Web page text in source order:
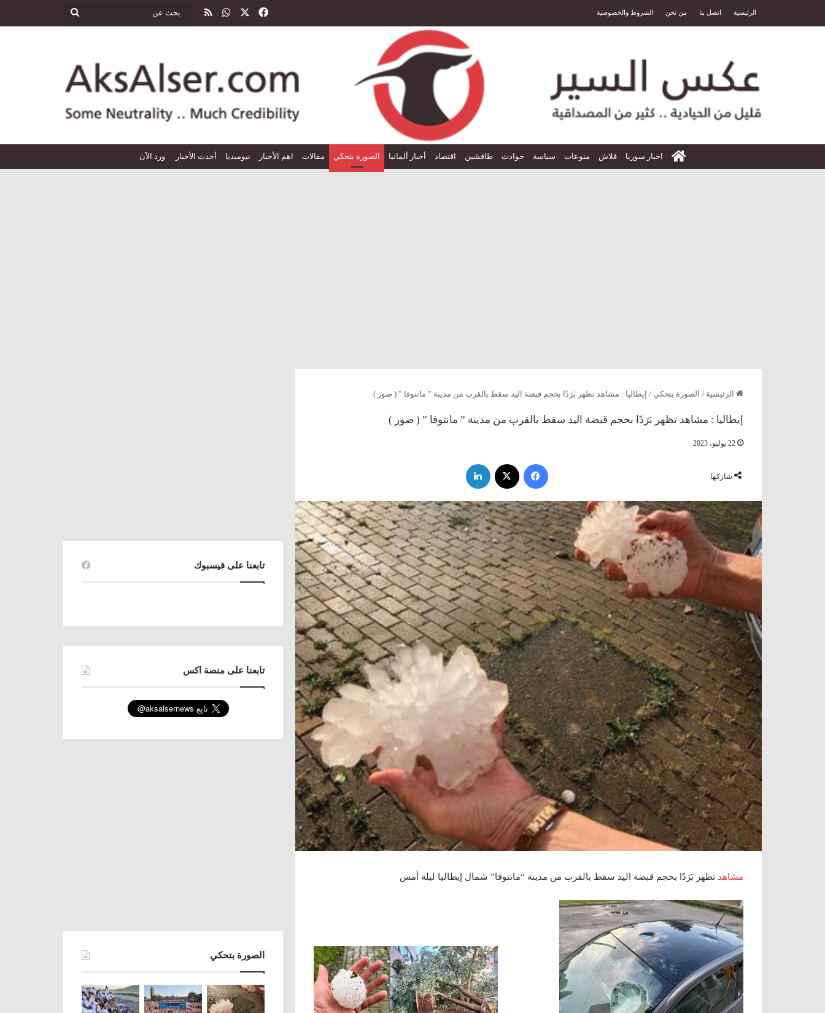
الرئيسية اتصل بنا من نحن الشروط والخصوصية فيسبوك واتسابملخص الموقع RSS بحث
الرئيسية
اخبار سوريا فلاش منوعات سياسة حوادث طافشين اقتصاد أخبار ألمانيا الصورة بتحكي مقالات اهم الأخبار نيوميديا أحدث الأخبار ورد الآن
الرئيسية / الصورة بتحكي / إيطاليا : مشاهد تظهر بَرَدًا بحجم قبضة اليد سقط بالقرب من مدينة ” مانتوفا ” ( صور )
إيطاليا : مشاهد تظهر بَرَدًا بحجم قبضة اليد سقط بالقرب من مدينة ” مانتوفا ” ( صور )
22 يوليو، 2023
شاركها
فيسبوك
مشاهد تظهر بَرَدًا بحجم قبضة اليد سقط بالقرب من مدينة “مانتوفا” شمال إيطاليا ليلة أمس
تابعنا على فيسبوك
تابعنا على منصة اكس
الصورة بتحكي